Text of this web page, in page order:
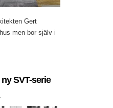
Gert
men bor själv i
SVT-serie